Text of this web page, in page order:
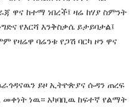
ዋና ከተማ ነበረች፤ ዛሬ ከሃያ ስምንት
የእርሻ እንቅስቃሴ ይታይባታል፤
ባሬንቱ የጋሽ ባርካ ዞን ዋና
ይዞ ኢትዮጵያና ሱዳን ጠረፍ
መቀነት ነዉ። አካባቢዉ ከፍተኛ የልማት